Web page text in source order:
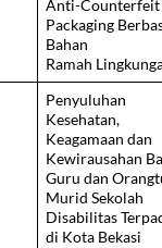
Anti-Counterfeit
Packaging
Bahan
Ramah
Penyuluhan
Kesehatan,
Keagamaan dan
Kewirausahan
Guru dan
Murid Sekolah
Disabilitas
di Kota Bekasi